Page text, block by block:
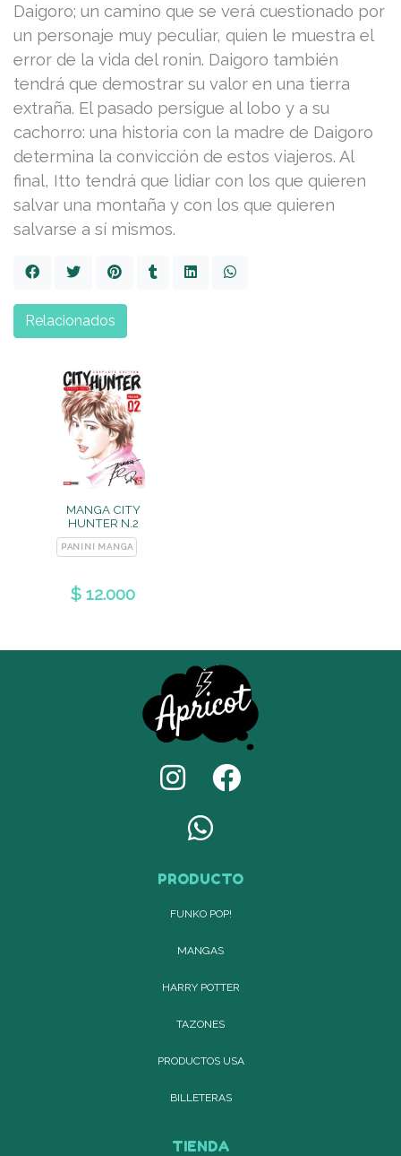
Daigoro; un camino que se verá cuestionado por
un personaje muy peculiar, quien le muestra el
error de la vida del ronin. Daigoro también
tendrá que demostrar su valor en una tierra
extraña. El pasado persigue al lobo y a su
cachorro: una historia con la madre de Daigoro
determina la convicción de estos viajeros. Al
final, Itto tendrá que lidiar con los que quieren
salvar una montaña y con los que quieren
salvarse a sí mismos.
MANGA CITY
HUNTER N.2
PANINI MANGA
$ 12.000
Relacionados
PRODUCTO
FUNKO POP!
MANGAS
HARRY POTTER
TAZONES
PRODUCTOS USA
BILLETERAS
TIENDA